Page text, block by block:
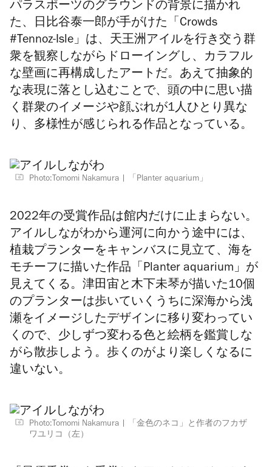
パラスポーツのグラウンドの背景に描かれ
た、日比谷泰一郎が手がけた「Crowds
#Tennoz-Isle」は、天王洲アイルを行き交う群
衆を観察しながらドローイングし、カラフル
な壁画に再構成したアートだ。あえて抽象的
な表現に落とし込むことで、頭の中に思い描
く群衆のイメージや顔ぶれが1人ひとり異な
り、多様性が感じられる作品となっている。
Photo:Tomomi Nakamura 「Planter aquarium」
2022年の受賞作品は館内だけに止まらない。
アイルしながわから運河に向かう途中には、
植栽プランターをキャンバスに見立て、海を
モチーフに描いた作品「Planter aquarium」が
見えてくる。津田宙と木下未琴が描いた10個
のプランターは歩いていくうちに深海から浅
瀬をイメージしたデザインに移り変わってい
くので、少しずつ変わる色と絵柄を鑑賞しな
がら散歩しよう。歩くのがより楽しくなるに
違いない。
Photo:Tomomi Nakamura
「金色のネコ」と作者のフカザ
ワユリコ（左）